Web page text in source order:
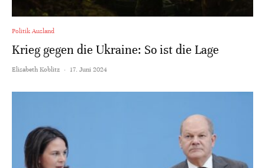
Politik Ausland
Krieg gegen die Ukraine: So ist die Lage
Elisabeth Koblitz · 17. Juni 2024